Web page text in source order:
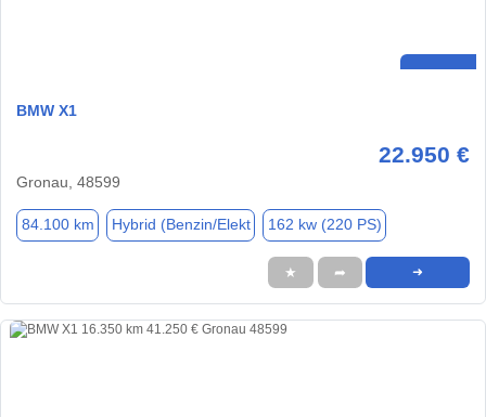
BMW X1
22.950 €
Gronau, 48599
84.100 km Hybrid (Benzin/Elekt 162 kw (220 PS)
★ ➦ ➜